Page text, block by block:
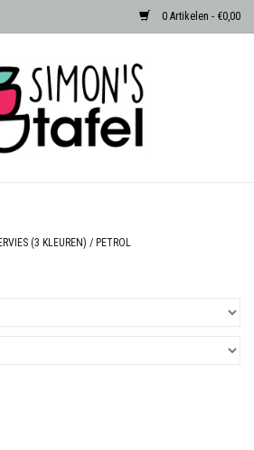
0 Artikelen - €0,00
(3 KLEUREN) / PETROL